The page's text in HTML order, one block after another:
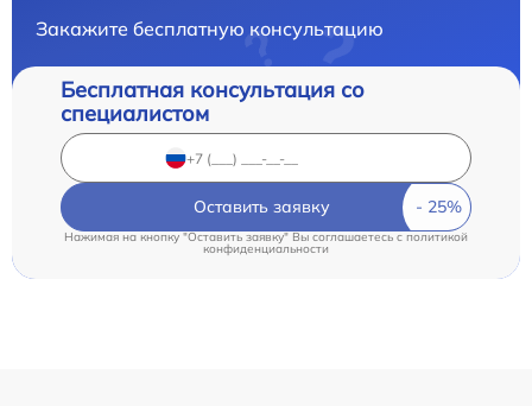
Закажите бесплатную консультацию
Бесплатная консультация со
специалистом
Оставить заявку
Нажимая на кнопку "Оставить заявку" Вы соглашаетесь cполитикой
конфиденциальности